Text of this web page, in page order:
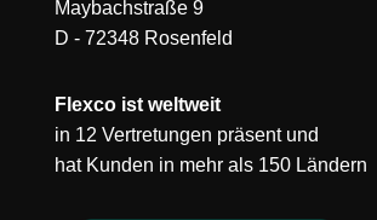
Maybachstraße 9
D - 72348 Rosenfeld
Flexco ist weltweit
in 12 Vertretungen präsent und
hat Kunden in mehr als 150 Ländern